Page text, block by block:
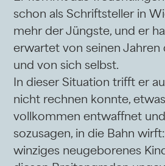
schon als Schriftsteller in
mehr der Jüngste, und er
erwartet von seinen Jahren
und von sich selbst.
In dieser Situation trifft er
nicht rechnen konnte,
vollkommen entwaffnet
sozusagen, in die Bahn
winziges neugeborenes